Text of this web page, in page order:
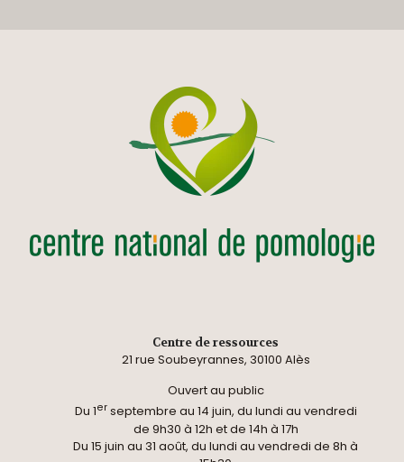
Centre de ressources
21 rue Soubeyrannes, 30100 Alès
Ouvert au public
Du 1erseptembre au 14 juin, du lundi au vendredi
de 9h30 à 12h et de 14h à 17h
Du 15 juin au 31 août, du lundi au vendredi de 8h à